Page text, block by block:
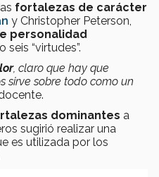
fortalezas de carácter
y Christopher Peterson,
personalidad
seis “virtudes”.
, claro que hay que
sirve sobre todo como un
dominantes a
sugirió realizar una
es utilizada por los